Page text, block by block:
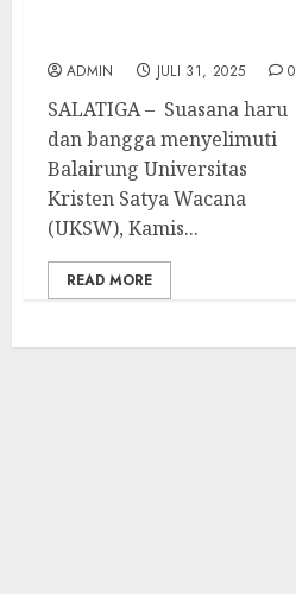
ADMIN JULI 31, 2025 0
SALATIGA – Suasana haru
dan bangga menyelimuti
Balairung Universitas
Kristen Satya Wacana
(UKSW), Kamis...
READ MORE